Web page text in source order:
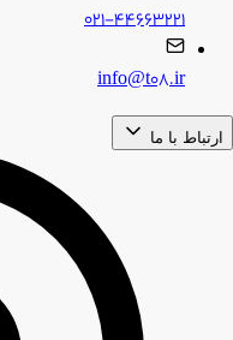
۰۲۱-۴۴۶۶۳۲۲۱
info@t08.ir
ارتباط با ما